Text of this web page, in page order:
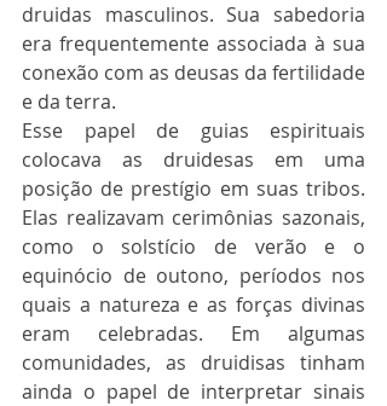
druidas masculinos. Sua sabedoria
era frequentemente associada à sua
conexão com as deusas da fertilidade
e da terra.
Esse papel de guias espirituais
colocava as druidesas em uma
posição de prestígio em suas tribos.
Elas realizavam cerimônias sazonais,
como o solstício de verão e o
equinócio de outono, períodos nos
quais a natureza e as forças divinas
eram celebradas. Em algumas
comunidades, as druidisas tinham
ainda o papel de interpretar sinais